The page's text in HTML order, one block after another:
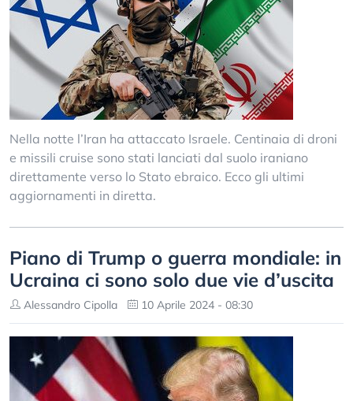
Nella notte l’Iran ha attaccato Israele. Centinaia di droni
e missili cruise sono stati lanciati dal suolo iraniano
direttamente verso lo Stato ebraico. Ecco gli ultimi
aggiornamenti in diretta.
Piano di Trump o guerra mondiale: in
Ucraina ci sono solo due vie d’uscita
Alessandro Cipolla 10 Aprile 2024 - 08:30